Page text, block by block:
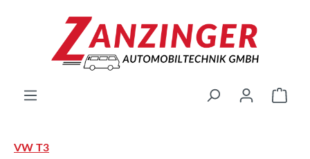
Zum Hauptinhalt springen
VW T3